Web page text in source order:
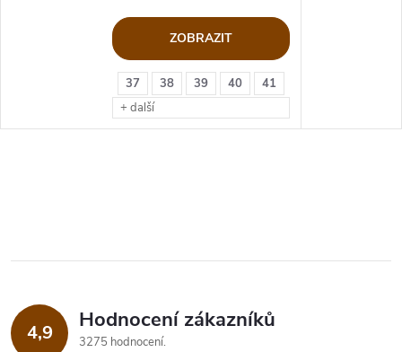
37 38 39 40
41
+ další
ZOBRAZIT
4,9 Hodnocení zákazníků
3275 hodnocení